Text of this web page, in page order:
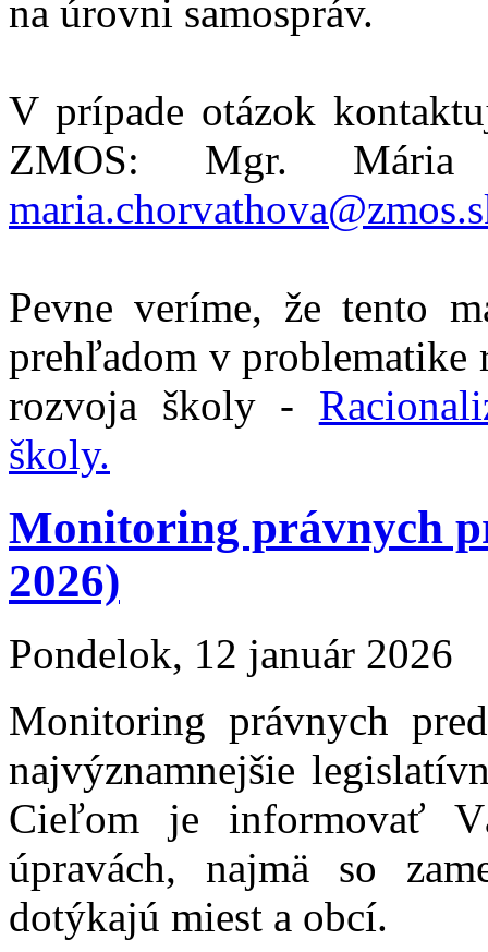
na úrovni samospráv.
V prípade otázok
ZMOS: Mgr. Mária
Pevne veríme, že tento
prehľadom v problematike
rozvoja školy -
školy.
Monitoring právnych
2026)
Pondelok, 12 január 2026
Monitoring právnych
najvýznamnejšie
Cieľom je informovať
úpravách, najmä so
dotýkajú miest a obcí.